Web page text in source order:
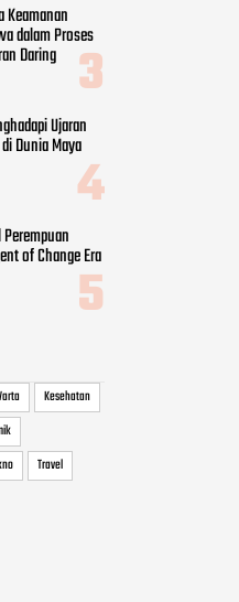
Keamanan
dalam Proses
Daring
Ujaran
Dunia Maya
of Change Era
Kesehatan
Travel